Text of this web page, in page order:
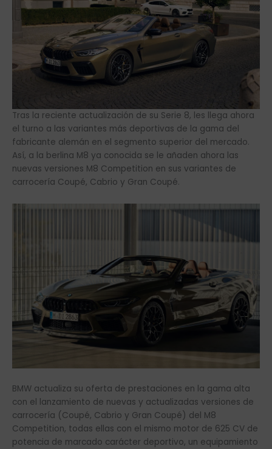
Tras la reciente actualización de su Serie 8, les llega ahora
el turno a las variantes más deportivas de la gama del
fabricante alemán en el segmento superior del mercado.
Así, a la berlina M8 ya conocida se le añaden ahora las
nuevas versiones M8 Competition en sus variantes de
carrocería Coupé, Cabrio y Gran Coupé.
BMW actualiza su oferta de prestaciones en la gama alta
con el lanzamiento de nuevas y actualizadas versiones de
carrocería (Coupé, Cabrio y Gran Coupé) del M8
Competition, todas ellas con el mismo motor de 625 CV de
potencia de marcado carácter deportivo, un equipamiento